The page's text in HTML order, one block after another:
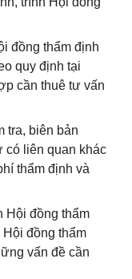
đồng thẩm định
quy định tại
cần thuê tư vấn
tra, biên bản
có liên quan khác
thẩm định và
Hội đồng thẩm
đồng thẩm
vấn đề cần